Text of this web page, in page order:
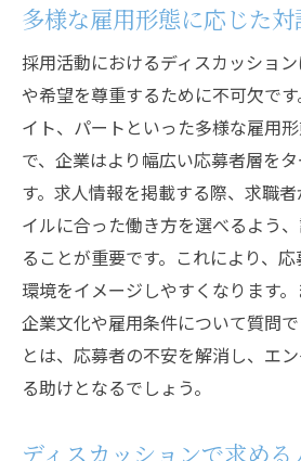
多様な雇用形態に応じた
採用活動におけるディスカッショ
や希望を尊重するために不可欠で
イト、パートといった多様な雇用
で、企業はより幅広い応募者層を
す。求人情報を掲載する際、求職
イルに合った働き方を選べるよう
ることが重要です。これにより、
環境をイメージしやすくなります
企業文化や雇用条件について質問
とは、応募者の不安を解消し、エ
る助けとなるでしょう。
ディスカッションで求め